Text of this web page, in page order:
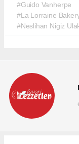
#Guido Vanherpe
#La Lorraine
#Neslihan Nigiz